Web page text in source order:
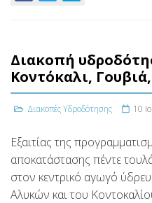
Διακοπή
Κοντόκαλι,
Διακοπές Υδροδότησης 10
Εξαιτίας της
αποκατάστασης πέντε
στον κεντρικό αγωγό
Αλυκών και του